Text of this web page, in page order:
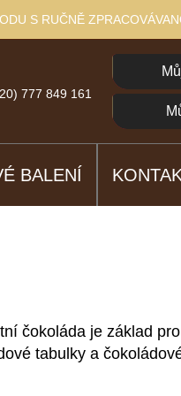
S RUČNĚ
777 849 161
BALENÍ
čokoláda je základ
tabulky a